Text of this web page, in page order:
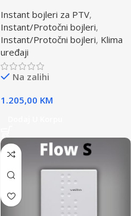
Instant bojleri za PTV,
Instant/Protočni bojleri,
Instant/Protočni bojleri, Klima
uređaji
Na zalihi
1.205,00 KM